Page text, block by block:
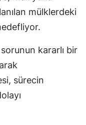
mülklerdeki
kararlı bir
sürecin